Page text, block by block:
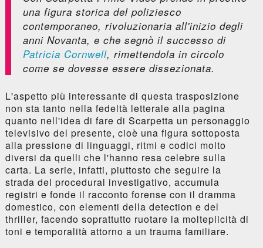
una figura storica del poliziesco
contemporaneo, rivoluzionaria all'inizio degli
anni Novanta, e che segnò il successo di
Patricia Cornwell, rimettendola in circolo
come se dovesse essere dissezionata.
L'aspetto più interessante di questa trasposizione
non sta tanto nella fedeltà letterale alla pagina
quanto nell'idea di fare di Scarpetta un personaggio
televisivo del presente, cioè una figura sottoposta
alla pressione di linguaggi, ritmi e codici molto
diversi da quelli che l'hanno resa celebre sulla
carta. La serie, infatti, piuttosto che seguire la
strada del procedural investigativo, accumula
registri e fonde il racconto forense con il dramma
domestico, con elementi della detection e del
thriller, facendo soprattutto ruotare la molteplicità di
toni e temporalità attorno a un trauma familiare.